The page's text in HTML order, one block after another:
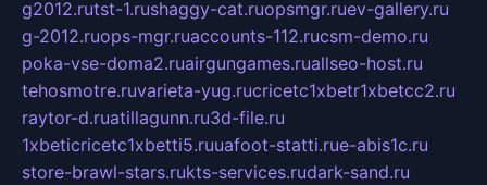
g2012.rutst-1.rushaggy-cat.ruopsmgr.ruev-gallery.ru
g-2012.ruops-mgr.ruaccounts-112.rucsm-demo.ru
poka-vse-doma2.ruairgungames.ruallseo-host.ru
tehosmotre.ruvarieta-yug.rucricetc1xbetr1xbetcc2.ru
raytor-d.ruatillagunn.ru3d-file.ru
1xbeticricetc1xbetti5.ruuafoot-statti.rue-abis1c.ru
store-brawl-stars.rukts-services.rudark-sand.ru